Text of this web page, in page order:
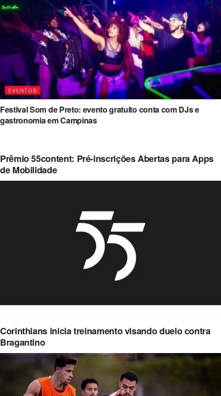
EVENTOS
Festival Som de Preto: evento gratuito conta com DJs e
gastronomia em Campinas
Prêmio 55content: Pré-inscrições Abertas para Apps
de Mobilidade
Corinthians inicia treinamento visando duelo contra
Bragantino